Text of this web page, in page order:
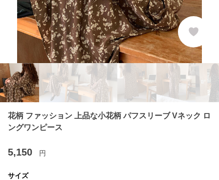
花柄 ファッション 上品な小花柄 パフスリーブ Vネック ロ
ングワンピース
5,150 円
サイズ